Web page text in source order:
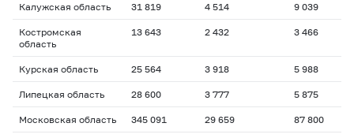
Калужская область 31 819 4 514 9 039
Костромская
область
13 643 2 432 3 466
Курская область 25 564 3 918 5 988
Липецкая область 28 600 3 777 5 875
Московская область 345 091 29 659 87 800